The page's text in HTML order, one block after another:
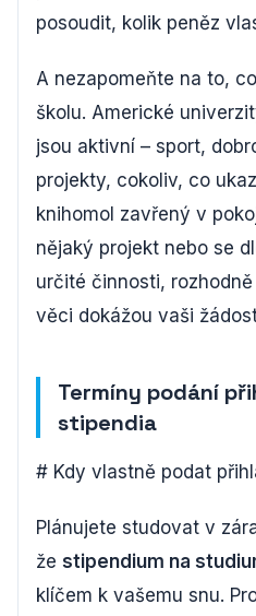
posoudit, kolik peněz
A nezapomeňte na to,
školu. Americké
jsou aktivní – sport,
projekty, cokoliv, co
knihomol zavřený v
nějaký projekt nebo se
určité činnosti,
věci dokážou vaši
Termíny podání
stipendia
# Kdy vlastně podat
Plánujete studovat v
že stipendium na
klíčem k vašemu snu.